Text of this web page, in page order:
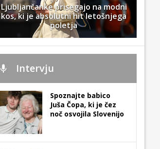
Ljubljančanke prisegajo na modni
kos, ki je absolutni hit letošnjega
poletja
Intervju
Spoznajte babico
Juša Čopa, ki je čez
noč osvojila Slovenijo